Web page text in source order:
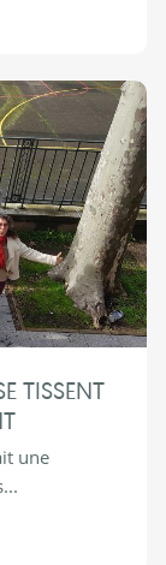
TISSENT
une